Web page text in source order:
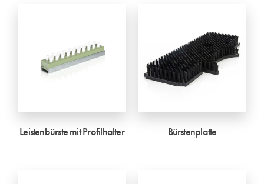
Leistenbürste mit Profilhalter Bürstenplatte